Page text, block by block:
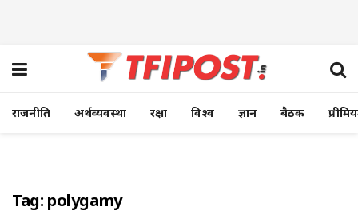
राजनीति अर्थव्यवस्था रक्षा विश्व ज्ञान बैठक
Tag: polygamy